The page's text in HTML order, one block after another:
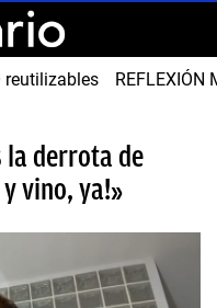
reutilizables REFLEXIÓN
la derrota de
vino, ya!»